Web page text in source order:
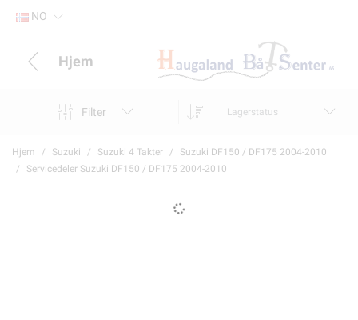
NO
Hjem
Filter Lagerstatus
Hjem Suzuki Suzuki 4 Takter
Suzuki DF150 / DF175 2004-2010
Servicedeler Suzuki DF150 / DF175 2004-2010